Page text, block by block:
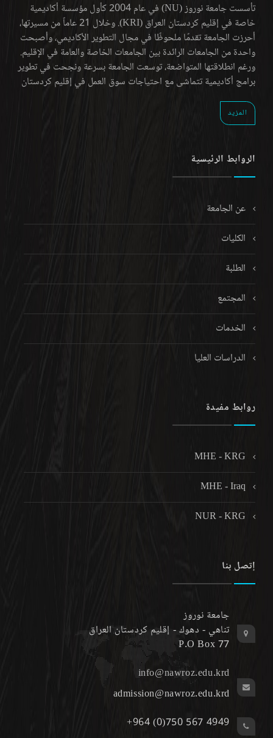
تأسست جامعة نوروز (NU) في عام 2004 كأول مؤسسة أكاديمية
خاصة في إقليم كردستان العراق (KRI). وخلال 21 عاماً من مسيرتها،
أحرزت الجامعة تقدمًا ملحوظًا في مجال التطوير الأكاديمي، وأصبحت
واحدة من الجامعات الرائدة بين الجامعات الخاصة والعامة في الإقليم.
ورغم انطلاقتها المتواضعة، توسعت الجامعة بسرعة ونجحت في تطوير
برامج أكاديمية تتماشى مع احتياجات سوق العمل في إقليم كردستان
المزيد
الروابط الرئيسية
عن الجامعة
الکلیات
الطلبة
المجتمع
الخدمات
الدراسات العليا
روابط مفيدة
إتصل بنا
جامعة نوروز
تناهي - دهوك - إقليم كردستان العراق
P.O Box 77
info@nawroz.edu.krd
admission@nawroz.edu.krd
+964 (0)750 567 4949